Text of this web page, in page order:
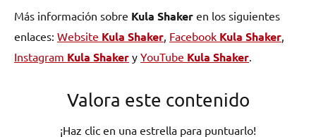
Más información sobre Kula Shaker en los siguientes
enlaces: Website Kula Shaker Facebook Kula Shaker
Instagram Kula Shaker y YouTube Kula Shaker
Valora este contenido
¡Haz clic en una estrella para puntuarlo!